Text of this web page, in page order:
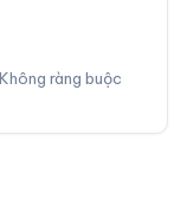
ràng buộc